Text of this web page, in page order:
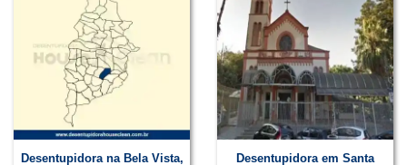
Desentupidora na Bela Vista,
Desentupidora em Santa